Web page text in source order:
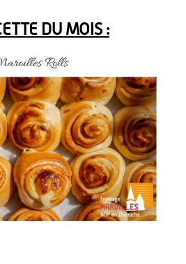
DU MOIS :